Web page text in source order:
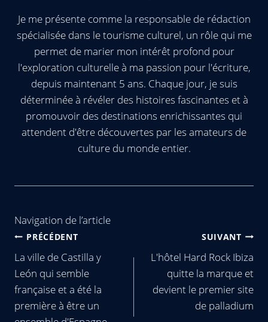
Je me présente comme la responsable de rédaction
spécialisée dans le tourisme culturel, un rôle qui me
permet de marier mon intérêt profond pour
l'exploration culturelle à ma passion pour l'écriture,
depuis maintenant 5 ans. Chaque jour, je suis
déterminée à révéler des histoires fascinantes et à
promouvoir des destinations enrichissantes qui
attendent d'être découvertes par les amateurs de
culture du monde entier.
Navigation de l’article
PRÉCÉDENT
La ville de Castilla y
León qui semble
française et a été la
première à être un
SUIVANT
L'hôtel Hard Rock Ibiza
quitte la marque et
devient le premier site
de palladium